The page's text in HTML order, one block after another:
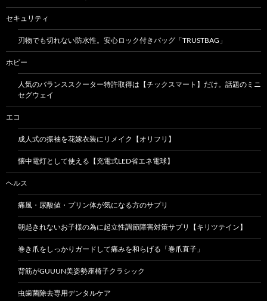
セキュリティ
刃物でも切れない防水性。安心ロック付きバッグ「TRUSTBAG」
ホビー
人気のバランススクーター特許取得は【チックスマート】だけ。話題のミニ
セグウェイ
エコ
成人式の振袖を花嫁衣装にリメイク【オリフリ】
懐中電灯として使える【充電式LED省エネ電球】
ヘルス
痛風・尿酸値・プリン体が気になる方のサプリ
朝起きれないお子様の為に起立性調節障害対策サプリ【キリツテイン】
巻き爪をしっかりガードして痛みを和らげる「巻爪直子」
背筋がGUUUN美姿勢座椅子クラシック
虫歯菌除去専用デンタルケア